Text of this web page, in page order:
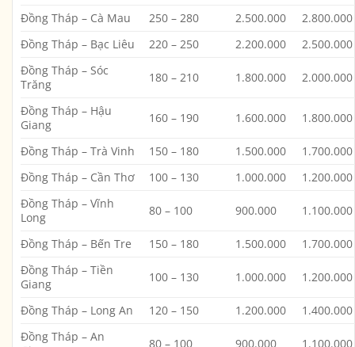
Đồng Tháp – Cà Mau 250 – 280 2.500.000
2.800.000
Đồng Tháp – Bạc Liêu
220 – 250 2.200.000
2.500.000
Đồng Tháp – Sóc
Trăng
180 – 210 1.800.000 2.000.000
Đồng Tháp – Hậu
Giang
160 – 190 1.600.000 1.800.000
Đồng Tháp – Trà Vinh 150 – 180 1.500.000
1.700.000
Đồng Tháp – Cần Thơ
100 – 130 1.000.000
1.200.000
Đồng Tháp – Vĩnh
Long
80 – 100 900.000 1.100.000
Đồng Tháp – Bến Tre 150 – 180 1.500.000
1.700.000
Đồng Tháp – Tiền
Giang
100 – 130 1.000.000 1.200.000
Đồng Tháp – Long An 120 – 150 1.200.000
1.400.000
Đồng Tháp – An
80 – 100 900.000 1.100.000